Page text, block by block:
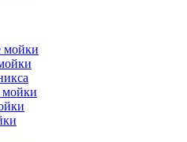
мойки